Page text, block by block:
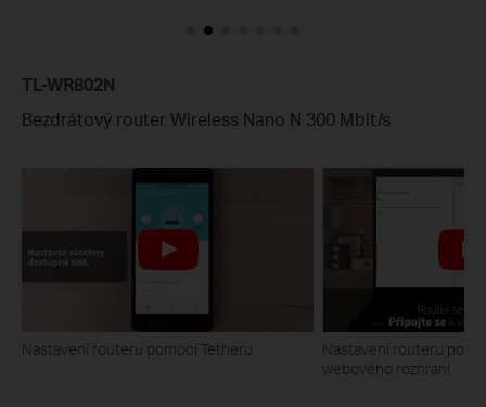
TL-WR802N
Bezdrátový router Wireless Nano N 300 Mbit/s
Nastavení routeru pomocí Tetheru
Nastavení routeru
webového rozhraní